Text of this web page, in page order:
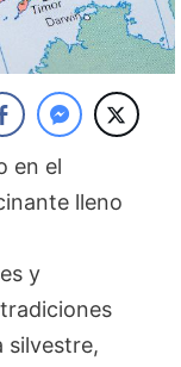
en el
lleno
y
silvestre,